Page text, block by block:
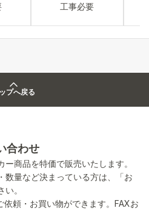
工事必要
プへ戻る
合わせ
商品を特価で販売いたします。
数量など決まっている方は、「お
。
頼・お買い物ができます。FAXお